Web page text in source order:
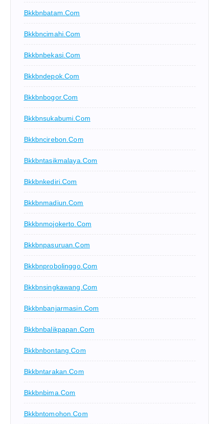
Bkkbnbatam.com
Bkkbncimahi.com
Bkkbnbekasi.com
Bkkbndepok.com
Bkkbnbogor.com
Bkkbnsukabumi.com
Bkkbncirebon.com
Bkkbntasikmalaya.com
Bkkbnkediri.com
Bkkbnmadiun.com
Bkkbnmojokerto.com
Bkkbnpasuruan.com
Bkkbnprobolinggo.com
Bkkbnsingkawang.com
Bkkbnbanjarmasin.com
Bkkbnbalikpapan.com
Bkkbnbontang.com
Bkkbntarakan.com
Bkkbnbima.com
Bkkbntomohon.com